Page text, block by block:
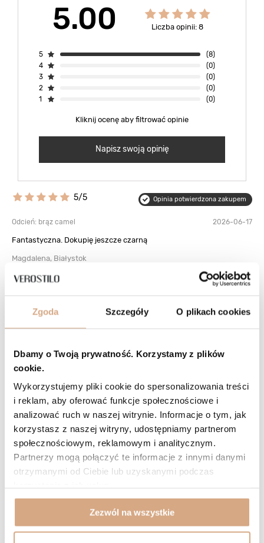
Zgoda Szczegóły O plikach cookies
Dbamy o Twoją prywatność. Korzystamy z plików
cookie.
Wykorzystujemy pliki cookie do spersonalizowania treści
i reklam, aby oferować funkcje społecznościowe i
analizować ruch w naszej witrynie. Informacje o tym, jak
korzystasz z naszej witryny, udostępniamy partnerom
społecznościowym, reklamowym i analitycznym.
Partnerzy mogą połączyć te informacje z innymi danymi
otrzymanymi od Ciebie lub uzyskanymi podczas
Zezwól na wszystkie
5.00 Liczba opinii: 8
5
(8)
4
(0)
3
(0)
2
(0)
1
(0)
Kliknij ocenę aby filtrować opinie
Napisz swoją opinię
5/5 Opinia potwierdzona zakupem
Odcień: brąz camel 2026-06-17
Fantastyczna. Dokupię jeszcze czarną
Magdalena, Białystok
0 0
Opinia potwierdzona zakupem
Odcień: czarny
Marta, Siechnice
Czy opinia była pomocna? 0
5/5 Opinia potwierdzona zakupem
Odcień: czekoladowy brąz
ładna, duża torba, solidnie wykonana, taka jak na zdjęciu, skóra
miękka, pachnąca
Czy opinia była pomocna? 2 0